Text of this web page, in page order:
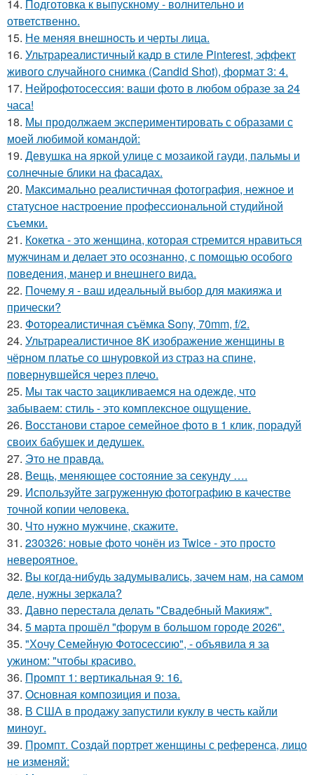
14. Подготовка к выпускному - волнительно и
ответственно.
15. Не меняя внешность и черты лица.
16. Ультрареалистичный кадр в стиле Pinterest, эффект
живого случайного снимка (Candid Shot), формат 3: 4.
17. Нейрофотосессия: ваши фото в любом образе за 24
часа!
18. Мы продолжаем экспериментировать с образами с
моей любимой командой:
19. Девушка на яркой улице с мозаикой гауди, пальмы и
солнечные блики на фасадах.
20. Максимально реалистичная фотография, нежное и
статусное настроение профессиональной студийной
съемки.
21. Кокетка - это женщина, которая стремится нравиться
мужчинам и делает это осознанно, с помощью особого
поведения, манер и внешнего вида.
22. Почему я - ваш идеальный выбор для макияжа и
прически?
23. Фотореалистичная съёмка Sony, 70mm, f/2.
24. Ультрареалистичное 8K изображение женщины в
чёрном платье со шнуровкой из страз на спине,
повернувшейся через плечо.
25. Мы так часто зацикливаемся на одежде, что
забываем: стиль - это комплексное ощущение.
26. Восстанови старое семейное фото в 1 клик, порадуй
своих бабушек и дедушек.
27. Это не правда.
28. Вещь, меняющее состояние за секунду ….
29. Используйте загруженную фотографию в качестве
точной копии человека.
30. Что нужно мужчине, скажите.
31. 230326: новые фото чонён из Twice - это просто
невероятное.
32. Вы когда-нибудь задумывались, зачем нам, на самом
деле, нужны зеркала?
33. Давно перестала делать "Свадебный Макияж".
34. 5 марта прошёл "форум в большом городе 2026".
35. "Хочу Семейную Фотосессию", - объявила я за
ужином: "чтобы красиво.
36. Промпт 1: вертикальная 9: 16.
37. Основная композиция и поза.
38. В США в продажу запустили куклу в честь кайли
миноуг.
39. Промпт. Создай портрет женщины с референса, лицо
не изменяй: